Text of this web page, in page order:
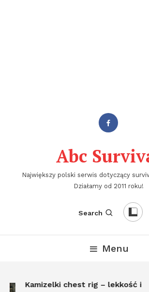
Abc
Największy polski serwis dotyczący
Działamy od 2011 roku!
Search
Menu
Kamizelki chest rig – lekkość i